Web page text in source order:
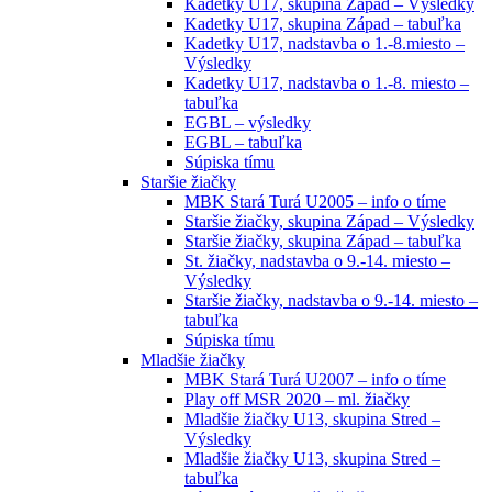
Kadetky U17, skupina Západ – tabuľka
Kadetky U17, nadstavba o 1.-8.miesto –
Výsledky
Kadetky U17, nadstavba o 1.-8. miesto –
tabuľka
EGBL – výsledky
EGBL – tabuľka
Súpiska tímu
Staršie žiačky
MBK Stará Turá U2005 – info o tíme
Staršie žiačky, skupina Západ – Výsledky
Staršie žiačky, skupina Západ – tabuľka
St. žiačky, nadstavba o 9.-14. miesto –
Výsledky
Staršie žiačky, nadstavba o 9.-14. miesto –
tabuľka
Súpiska tímu
Mladšie žiačky
MBK Stará Turá U2007 – info o tíme
Play off MSR 2020 – ml. žiačky
Mladšie žiačky U13, skupina Stred –
Výsledky
Mladšie žiačky U13, skupina Stred –
tabuľka